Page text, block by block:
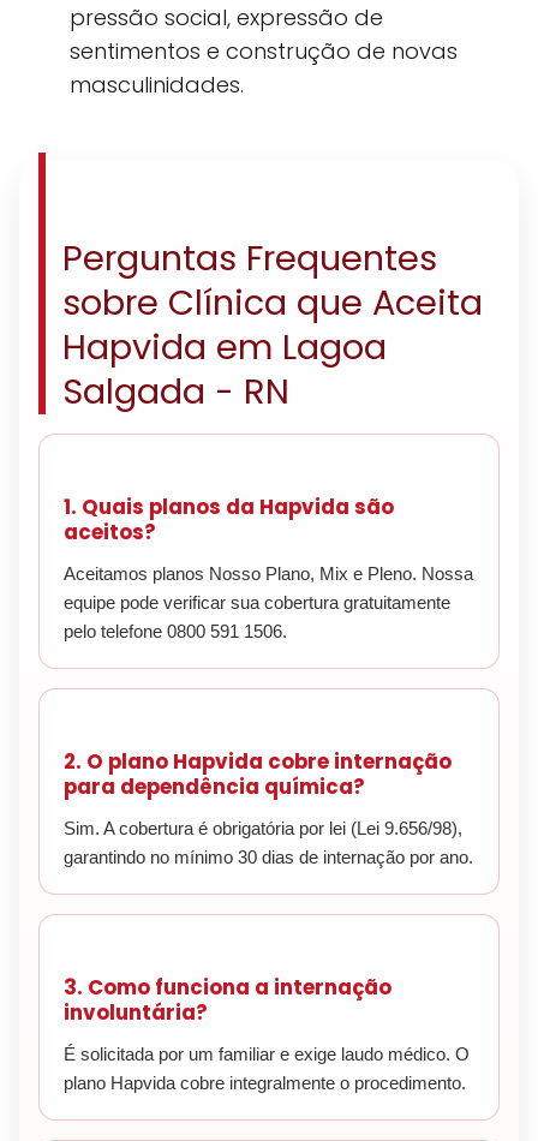
pressão social, expressão de
sentimentos e construção de novas
masculinidades.
Perguntas Frequentes
sobre Clínica que Aceita
Hapvida em Lagoa
Salgada - RN
1. Quais planos da Hapvida são
aceitos?
Aceitamos planos Nosso Plano, Mix e Pleno. Nossa
equipe pode verificar sua cobertura gratuitamente
pelo telefone 0800 591 1506.
2. O plano Hapvida cobre internação
para dependência química?
Sim. A cobertura é obrigatória por lei (Lei 9.656/98),
garantindo no mínimo 30 dias de internação por ano.
3. Como funciona a internação
involuntária?
É solicitada por um familiar e exige laudo médico. O
plano Hapvida cobre integralmente o procedimento.